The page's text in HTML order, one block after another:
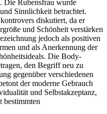
Die Rubensfrau wurde
Sinnlichkeit betrachtet.
diskutiert, da er
und Schönheit verstärken
jedoch als positiven
und als Anerkennung der
Die Body-
den Begriff neu zu
gegenüber verschiedenen
der moderne Gebrauch
und Selbstakzeptanz,
bestimmten